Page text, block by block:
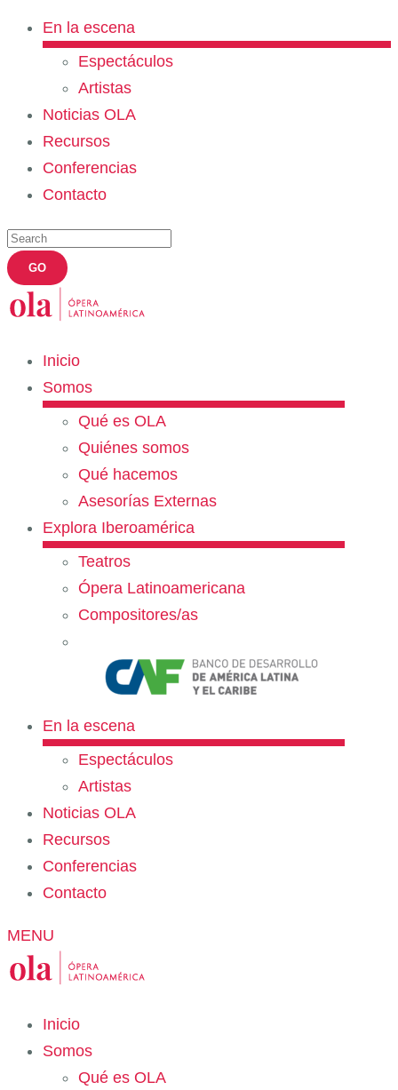
En la escena
Espectáculos
Artistas
Noticias OLA
Recursos
Conferencias
Contacto
Inicio
Somos
Qué es OLA
Quiénes somos
Qué hacemos
Asesorías Externas
Explora Iberoamérica
Teatros
Ópera Latinoamericana
Compositores/as
En la escena
Espectáculos
Artistas
Noticias OLA
Recursos
Conferencias
Contacto
MENU
Inicio
Somos
Qué es OLA